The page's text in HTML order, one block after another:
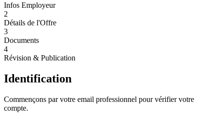
Infos Employeur
2
Détails de l'Offre
3
Documents
4
Révision & Publication
Identification
Commençons par votre email professionnel pour vérifier votre
compte.